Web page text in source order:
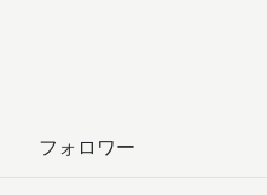
フォロワー